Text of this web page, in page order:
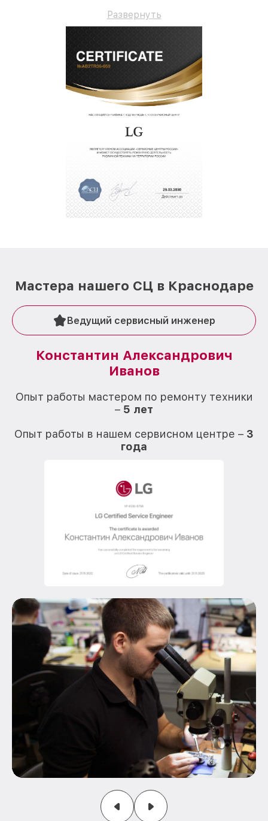
Развернуть
Мастера нашего СЦ в Краснодаре
Ведущий сервисный инженер
Константин Александрович
Иванов
Опыт работы мастером по ремонту техники
– 5 лет
Опыт работы в нашем сервисном центре – 3
года